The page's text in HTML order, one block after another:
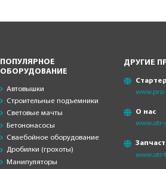
ПОПУЛЯРНОЕ
ОБОРУДОВАНИЕ
Автовышки
Строительные подъемники
Световые мачты
Бетононасосы
Сваебойное оборудование
Дробилки (грохоты)
Манипуляторы
ДРУГИЕ
О нас
www.otr-
www.otr-